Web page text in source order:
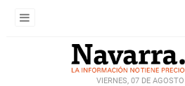
VIERNES, 07 DE